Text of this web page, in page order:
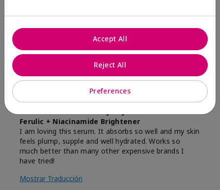
Love this serum!
deSan Antonio
Ferulic + Niacinamide Brightener
I am loving this serum. It absorbs so well and my skin
feels plump, supple and well hydrated. Works so
much better than many other expensive brands I
have tried!
Mostrar Traducción
Preferences
Reject All
Accept All